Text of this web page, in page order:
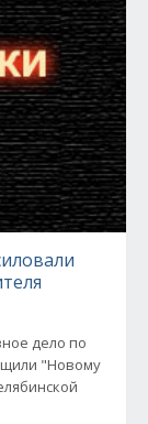
дело по
"Новому